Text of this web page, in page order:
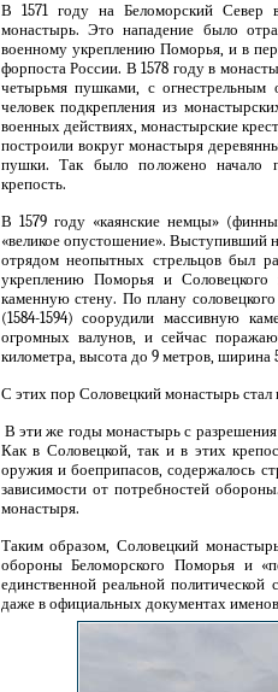
В 1571 году на Беломорский Север
монастырь. Это нападение было
военному укреплению Поморья, и в
форпоста России. В 1578 году в
четырьмя пушками, с
человек подкрепления из
военных действиях, монастырские
построили вокруг монастыря
пушки. Так было положено начало
крепость.
В 1579 году «каянские немцы»
«великое опустошение». Выступивший
отрядом неопытных стрельцов был
укреплению Поморья и
каменную стену. По плану
(1584-1594) соорудили массивную
огромных валунов, и сейчас
километра, высота до 9 метров, ширина
С этих пор Соловецкий монастырь
В эти же годы монастырь с
Как в Соловецкой, так и в этих
оружия и боеприпасов, содержалось
зависимости от потребностей
монастыря.
Таким образом, Соловецкий
обороны Беломорского Поморья и
единственной реальной
даже в официальных документах